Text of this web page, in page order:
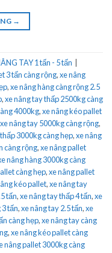
→
TAY 1 tấn - 5 tấn
3 tấn càng rộng,xe nâng
,xe nâng hàng càng rộng 2.5
,xe nâng tay thấp 2500kg càng
4000kg,xe nâng kéo pallet
xe nâng tay 5000kg càng rộng,
3000kg càng hẹp,xe nâng
càng rộng,xe nâng pallet
nâng hàng 3000kg càng
càng hẹp,xe nâng pallet
kéo pallet,xe nâng tay
tấn,xe nâng tay thấp 4 tấn,xe
tấn,xe nâng tay 2.5 tấn,xe
càng hẹp,xe nâng tay càng
,xe nâng kéo pallet càng
nâng pallet 3000kg càng